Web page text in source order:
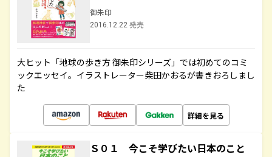
御朱印
2016.12.22 発売
大ヒット「地球の歩き方 御朱印シリーズ」では初めてのコミ
ックエッセイ。イラストレーター柴田かおるが書きおろしまし
た
詳細を見る
Ｓ０１ 今こそ学びたい日本のこと